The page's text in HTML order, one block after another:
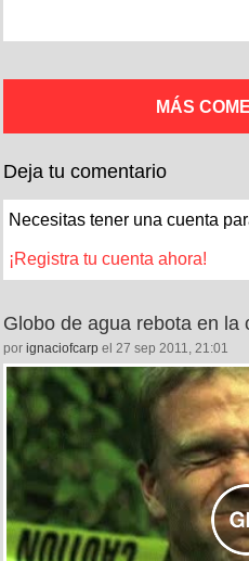
MÁS
Deja tu comentario
Necesitas tener una cuenta
¡Registra tu cuenta ahora!
Globo de agua rebota en la
por ignaciofcarp el 27 sep 2011, 21:01